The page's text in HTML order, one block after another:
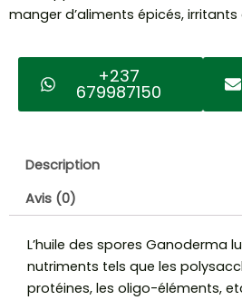
manger d’aliments épicés, irritants
+237
679987150
Description
Avis (0)
L’huile des spores Ganoderma
nutriments tels que les
protéines, les oligo-éléments,